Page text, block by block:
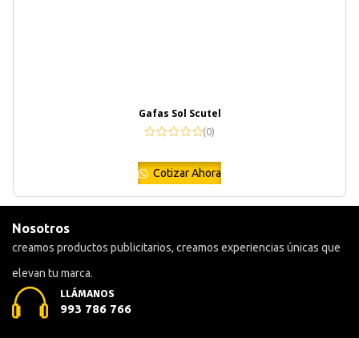
Gafas Sol Scutel
(0)
Cotizar Ahora
Nosotros
creamos productos publicitarios, creamos experiencias únicas que
elevan tu marca.
LLÁMANOS
993 786 766